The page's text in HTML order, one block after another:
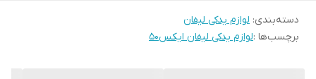
دسته‌بندی: لوازم یدکی لیفان
برچسب‌ها :لوازم یدکی لیفان ایکس۵۰